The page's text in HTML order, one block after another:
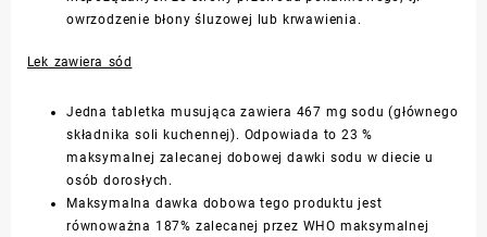
owrzodzenie błony śluzowej lub krwawienia.
Lek zawiera sód
Jedna tabletka musująca zawiera 467 mg sodu (głównego
składnika soli kuchennej). Odpowiada to 23 %
maksymalnej zalecanej dobowej dawki sodu w diecie u
osób dorosłych.
Maksymalna dawka dobowa tego produktu jest
równoważna 187% zalecanej przez WHO maksymalnej